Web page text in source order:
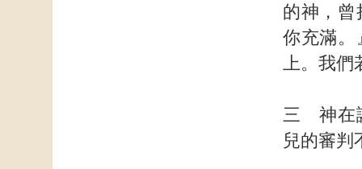
的神，曾
你充滿。
上。我們
三 神在
兒的審判